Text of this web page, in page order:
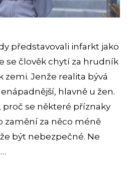
představovali infarkt jako
se člověk chytí za hrudník
zemi. Jenže realita bývá
hlavně u žen.
proč se některé příznaky
za něco méně
být nebezpečné. Ne